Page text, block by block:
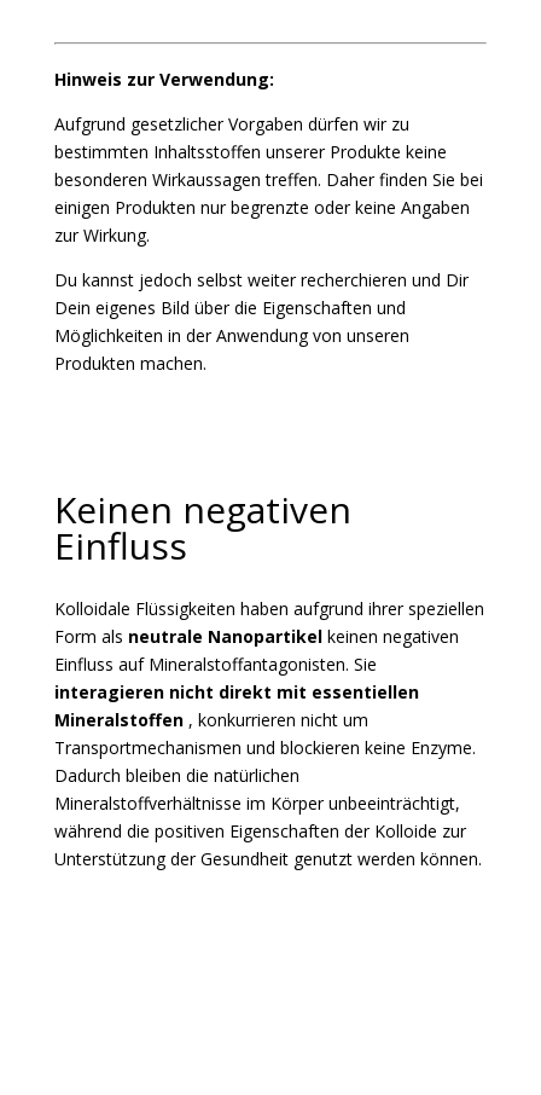
Hinweis zur Verwendung:
Aufgrund gesetzlicher Vorgaben dürfen wir zu
bestimmten Inhaltsstoffen unserer Produkte keine
besonderen Wirkaussagen treffen. Daher finden Sie bei
einigen Produkten nur begrenzte oder keine Angaben
zur Wirkung.
Du kannst jedoch selbst weiter recherchieren und Dir
Dein eigenes Bild über die Eigenschaften und
Möglichkeiten in der Anwendung von unseren
Produkten machen.
Keinen negativen
Einfluss
Kolloidale Flüssigkeiten haben aufgrund ihrer speziellen
Form als neutrale Nanopartikelkeinen negativen
Einfluss auf Mineralstoffantagonisten. Sie
interagieren nicht direkt mit essentiellen
Mineralstoffen, konkurrieren nicht um
Transportmechanismen und blockieren keine Enzyme.
Dadurch bleiben die natürlichen
Mineralstoffverhältnisse im Körper unbeeinträchtigt,
während die positiven Eigenschaften der Kolloide zur
Unterstützung der Gesundheit genutzt werden können.